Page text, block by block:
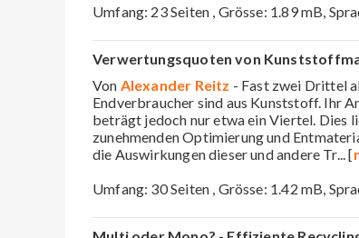
Umfang: 23 Seiten , Grösse: 1.89 mB,
Verwertungsquoten von
Von Alexander Reitz - Fast zwei Drittel
Endverbraucher sind aus Kunststoff. Ihr
beträgt jedoch nur etwa ein Viertel. Dies
zunehmenden Optimierung und
die Auswirkungen dieser und andere Tr... [
Umfang: 30 Seiten , Grösse: 1.42 mB,